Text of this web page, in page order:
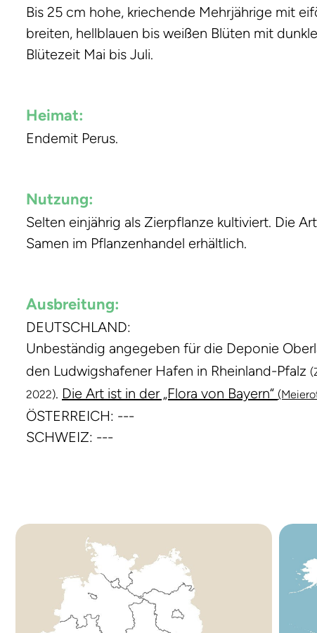
Bis 25 cm hohe, kriechende Mehrjährige mit
breiten, hellblauen bis weißen Blüten mit
Blütezeit Mai bis Juli.
Heimat:
Endemit Perus.
Nutzung:
Selten einjährig als Zierpflanze kultiviert. Die
Samen im Pflanzenhandel erhältlich.
Ausbreitung:
DEUTSCHLAND:
Unbeständig angegeben für die Deponie
den Ludwigshafener Hafen in Rheinland-Pfalz
2022). Die Art ist in der „Flora von Bayern“
ÖSTERREICH: ---
SCHWEIZ: ---